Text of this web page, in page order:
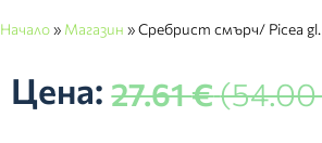
Начало» Магазин »Сребрист смърч/ Picea gl.
Цена: 27.61€(54.00